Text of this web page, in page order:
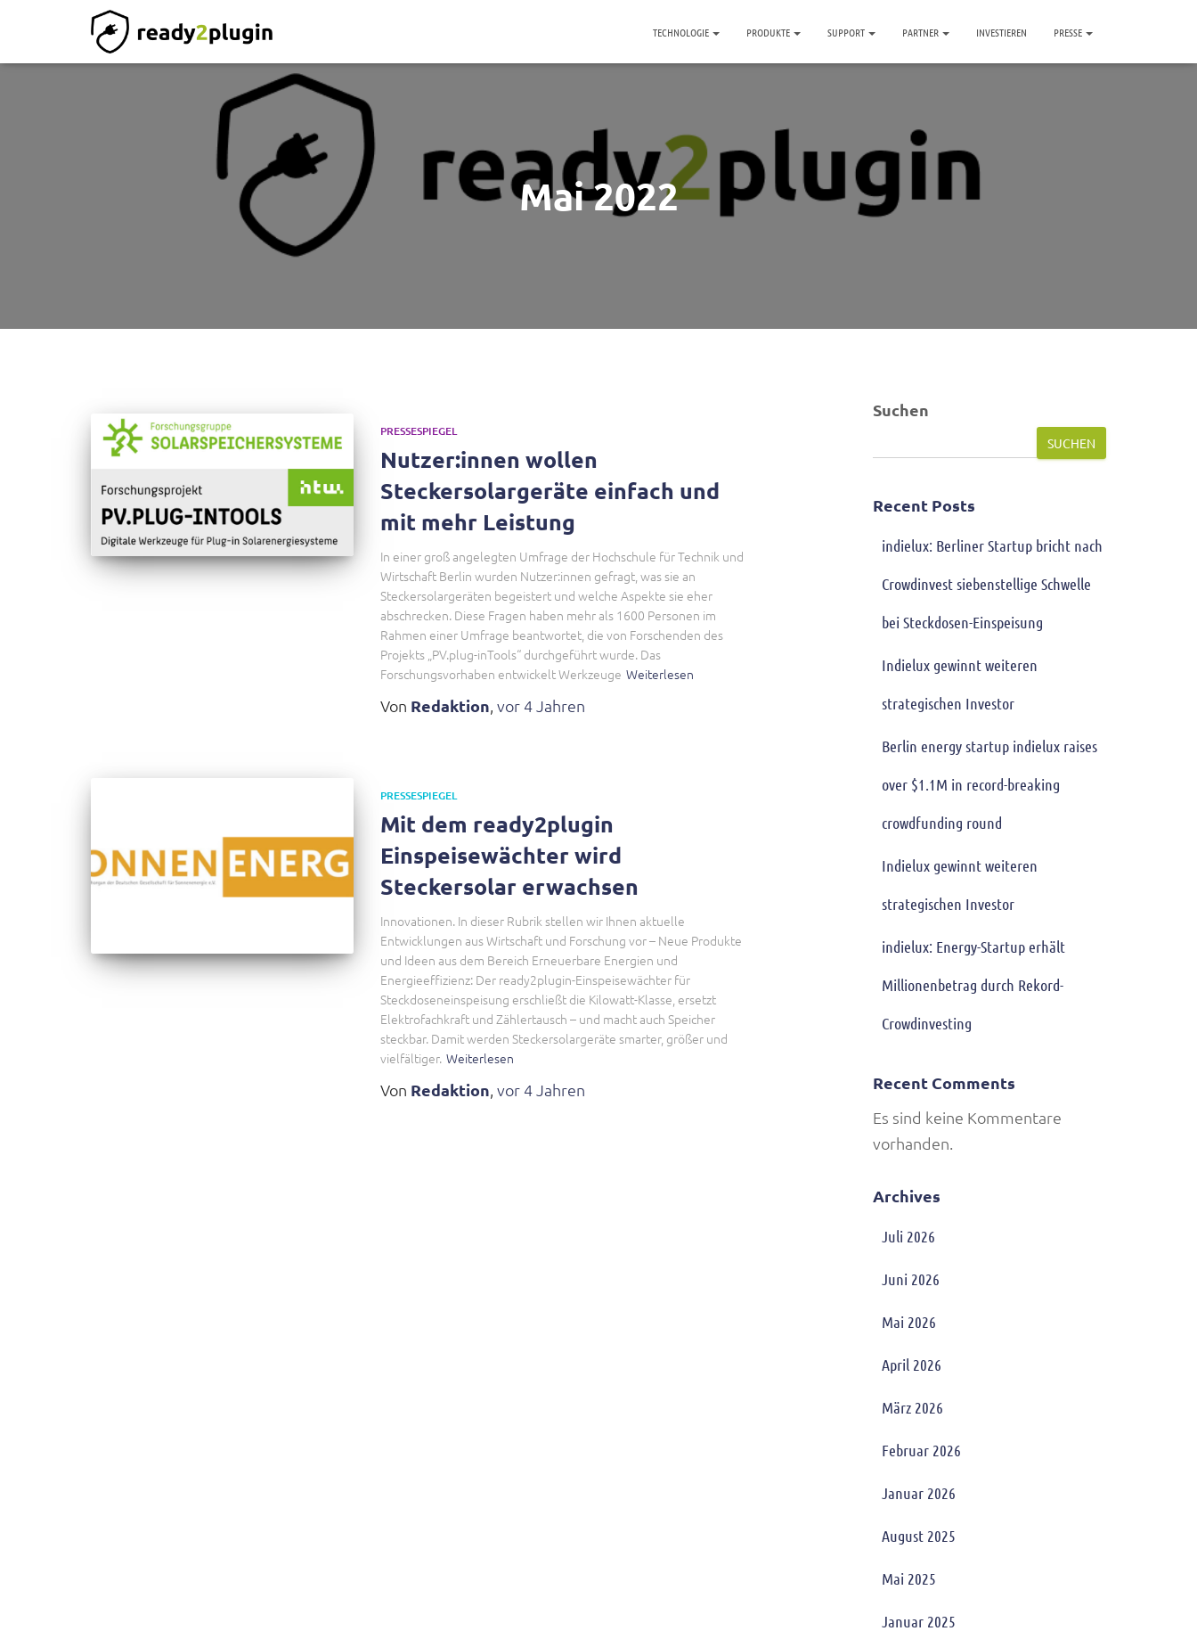
TECHNOLOGIE PRODUKTE SUPPORT PARTNER INVESTIEREN PRESSE
Mai 2022
PRESSESPIEGEL
Nutzer:innen wollen
Steckersolargeräte einfach und
mit mehr Leistung
In einer groß angelegten Umfrage der Hochschule für Technik und
Wirtschaft Berlin wurden Nutzer:innen gefragt, was sie an
Steckersolargeräten begeistert und welche Aspekte sie eher
abschrecken. Diese Fragen haben mehr als 1600 Personen im
Rahmen einer Umfrage beantwortet, die von Forschenden des
Projekts „PV.plug-inTools“ durchgeführt wurde. Das
Forschungsvorhaben entwickelt Werkzeuge Weiterlesen
Von Redaktion, vor 4 Jahren
PRESSESPIEGEL
Mit dem ready2plugin
Einspeisewächter wird
Steckersolar erwachsen
Innovationen. In dieser Rubrik stellen wir Ihnen aktuelle
Entwicklungen aus Wirtschaft und Forschung vor – Neue Produkte
und Ideen aus dem Bereich Erneuerbare Energien und
Energieeffizienz: Der ready2plugin-Einspeisewächter für
Steckdoseneinspeisung erschließt die Kilowatt-Klasse, ersetzt
Elektrofachkraft und Zählertausch – und macht auch Speicher
steckbar. Damit werden Steckersolargeräte smarter, größer und
vielfältiger. Weiterlesen
Von Redaktion, vor 4 Jahren
Suchen
SUCHEN
Recent Posts
indielux: Berliner Startup bricht nach
Crowdinvest siebenstellige Schwelle
bei Steckdosen-Einspeisung
Indielux gewinnt weiteren
strategischen Investor
Berlin energy startup indielux raises
over $1.1M in record-breaking
crowdfunding round
Indielux gewinnt weiteren
strategischen Investor
indielux: Energy-Startup erhält
Millionenbetrag durch Rekord-
Crowdinvesting
Recent Comments
Es sind keine Kommentare
vorhanden.
Archives
Juli 2026
Juni 2026
Mai 2026
April 2026
März 2026
Februar 2026
Januar 2026
August 2025
Mai 2025
Januar 2025